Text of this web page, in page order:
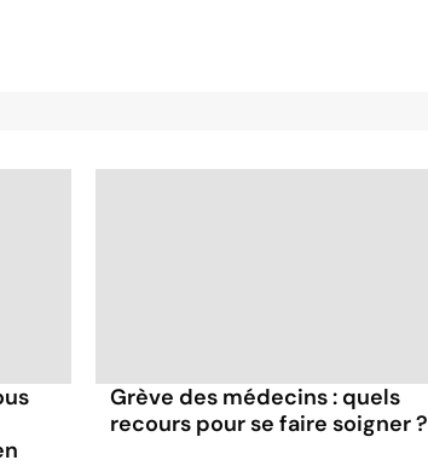
Grève des médecins : quels
recours pour se faire soigner ?